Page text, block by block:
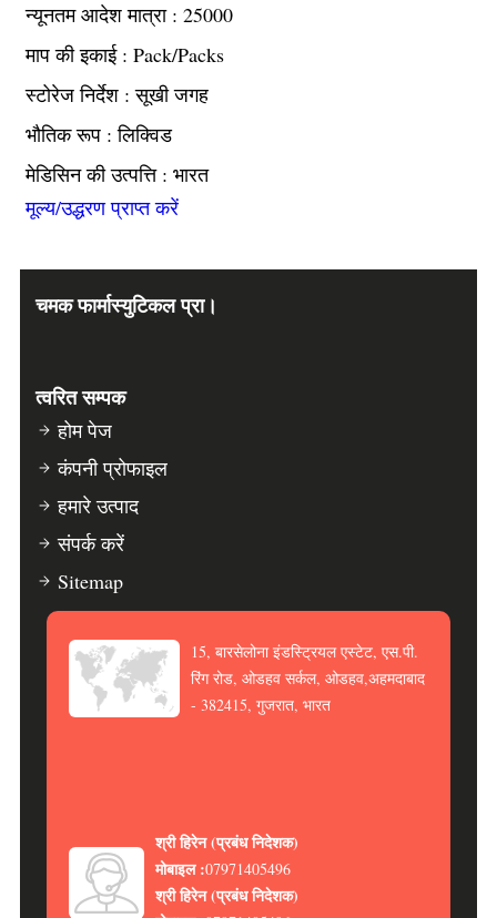
न्यूनतम आदेश मात्रा : 25000
माप की इकाई : Pack/Packs
स्टोरेज निर्देश : सूखी जगह
भौतिक रूप : लिक्विड
मेडिसिन की उत्पत्ति : भारत
मूल्य/उद्धरण प्राप्त करें
चमक फार्मास्युटिकल प्रा।
त्वरित सम्पक
होम पेज
कंपनी प्रोफाइल
हमारे उत्पाद
संपर्क करें
Sitemap
15, बारसेलोना इंडस्ट्रियल एस्टेट, एस.पी.
रिंग रोड, ओडहव सर्कल, ओडहव,अहमदाबाद
- 382415, गुजरात, भारत
श्री हिरेन(प्रबंध निदेशक)
मोबाइल :07971405496
श्री हिरेन(प्रबंध निदेशक)